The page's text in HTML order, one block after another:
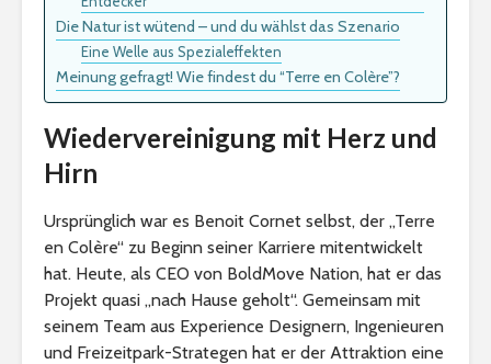
Die Natur ist wütend – und du wählst das Szenario
Eine Welle aus Spezialeffekten
Meinung gefragt! Wie findest du “Terre en Colère”?
Wiedervereinigung mit Herz und
Hirn
Ursprünglich war es Benoit Cornet selbst, der „Terre
en Colère“ zu Beginn seiner Karriere mitentwickelt
hat. Heute, als CEO von BoldMove Nation, hat er das
Projekt quasi „nach Hause geholt“. Gemeinsam mit
seinem Team aus Experience Designern, Ingenieuren
und Freizeitpark-Strategen hat er der Attraktion eine